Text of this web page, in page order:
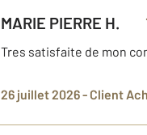
MARIE PIERRE H.
Tres satisfaite de mon
26 juillet 2026 - Client